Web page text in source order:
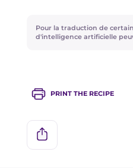
prononcé à la crème.
Pour la traduction de
d'intelligence artificielle
PRINT THE RECIPE